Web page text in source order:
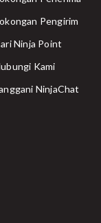
Pengirim
Ninja Point
Kami
NinjaChat